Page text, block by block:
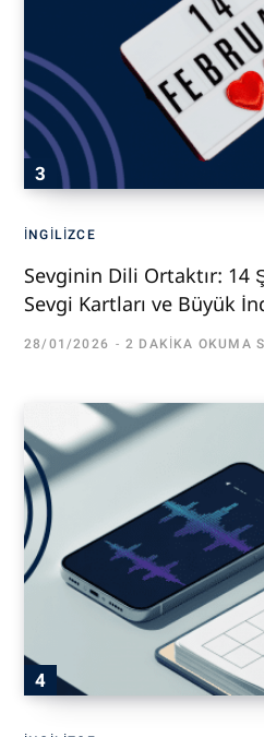
İNGILIZCE
Sevginin Dili Ortaktır: 14
Sevgi Kartları ve Büyük
28/01/2026 2 DAKIKA OKUMA